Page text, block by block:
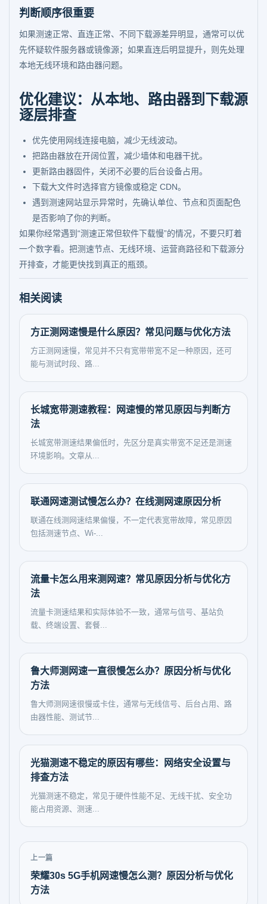
判断顺序很重要
如果测速正常、直连正常、不同下载源差异明显，通常可以优
先怀疑软件服务器或镜像源；如果直连后明显提升，则先处理
本地无线环境和路由器问题。
优化建议：从本地、路由器到下载源
逐层排查
优先使用网线连接电脑，减少无线波动。
把路由器放在开阔位置，减少墙体和电器干扰。
更新路由器固件，关闭不必要的后台设备占用。
下载大文件时选择官方镜像或稳定 CDN。
遇到测速网站显示异常时，先确认单位、节点和页面配色
是否影响了你的判断。
如果你经常遇到“测速正常但软件下载慢”的情况，不要只盯着
一个数字看。把测速节点、无线环境、运营商路径和下载源分
开排查，才能更快找到真正的瓶颈。
相关阅读
方正测网速慢是什么原因？常见问题与优化方法
方正测网速慢，常见并不只有宽带带宽不足一种原因，还可
能与测试时段、路...
长城宽带测速教程：网速慢的常见原因与判断方
法
长城宽带测速结果偏低时，先区分是真实带宽不足还是测速
环境影响。文章从...
联通网速测试慢怎么办？在线测网速原因分析
联通在线测网速结果偏慢，不一定代表宽带故障，常见原因
包括测速节点、Wi-...
流量卡怎么用来测网速？常见原因分析与优化方
法
流量卡测速结果和实际体验不一致，通常与信号、基站负
载、终端设置、套餐...
鲁大师测网速一直很慢怎么办？原因分析与优化
方法
鲁大师测网速很慢或卡住，通常与无线信号、后台占用、路
由器性能、测试节...
光猫测速不稳定的原因有哪些：网络安全设置与
排查方法
光猫测速不稳定，常见于硬件性能不足、无线干扰、安全功
能占用资源、测速...
上一篇
荣耀30s 5G手机网速慢怎么测？原因分析与优化
方法